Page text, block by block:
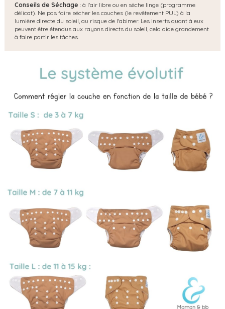
Conseils de Séchage : à l'air libre ou en sèche linge (programme
délicat). Ne pas faire sécher les couches (le revêtement PUL) à la
lumière directe du soleil, au risque de l'abimer. Les inserts quant à eux
peuvent être étendus aux rayons directs du soleil, cela aide grandement
à faire partir les tâches.